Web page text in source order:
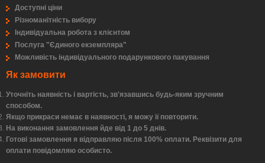
Доступні ціни
Різноманітність вибору
Індивідуальна робота з клієнтом
Послуга "Єдиного екземпляра"
Можливість індивідуального подарункового пакування
Як замовити
Уточніть наявність і вартість, зв'язавшись будь-яким зручним
способом.
Якщо прикраси немає в наявності, я можу її повторити.
На виконання замовлення йде від 1 до 5 днів.
Готові замовлення я відправляю після 100% оплати. Реквізити для
оплати повідомляю особисто.